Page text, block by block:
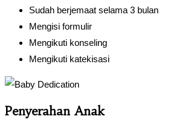
Sudah berjemaat selama 3 bulan
Mengisi formulir
Mengikuti konseling
Mengikuti katekisasi
Penyerahan Anak